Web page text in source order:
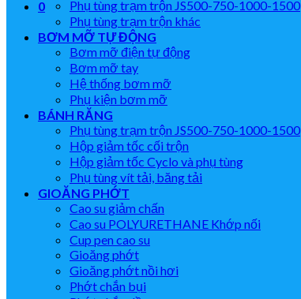
0
Phụ tùng trạm trộn JS500-750-1000-1500
Phụ tùng trạm trộn khác
BƠM MỠ TỰ ĐỘNG
Bơm mỡ điện tự động
Bơm mỡ tay
Hệ thống bơm mỡ
Phụ kiện bơm mỡ
BÁNH RĂNG
Phụ tùng trạm trộn JS500-750-1000-1500
Hộp giảm tốc cối trộn
Hộp giảm tốc Cyclo và phụ tùng
Phụ tùng vít tải, băng tải
GIOĂNG PHỚT
Cao su giảm chấn
Cao su POLYURETHANE Khớp nối
Cup pen cao su
Gioăng phớt
Gioăng phớt nồi hơi
Phớt chắn bụi